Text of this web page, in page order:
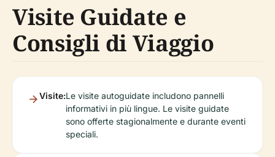
Visite Guidate e
Consigli di Viaggio
Visite:Le visite autoguidate includono pannelli
informativi in più lingue. Le visite guidate
sono offerte stagionalmente e durante eventi
speciali.